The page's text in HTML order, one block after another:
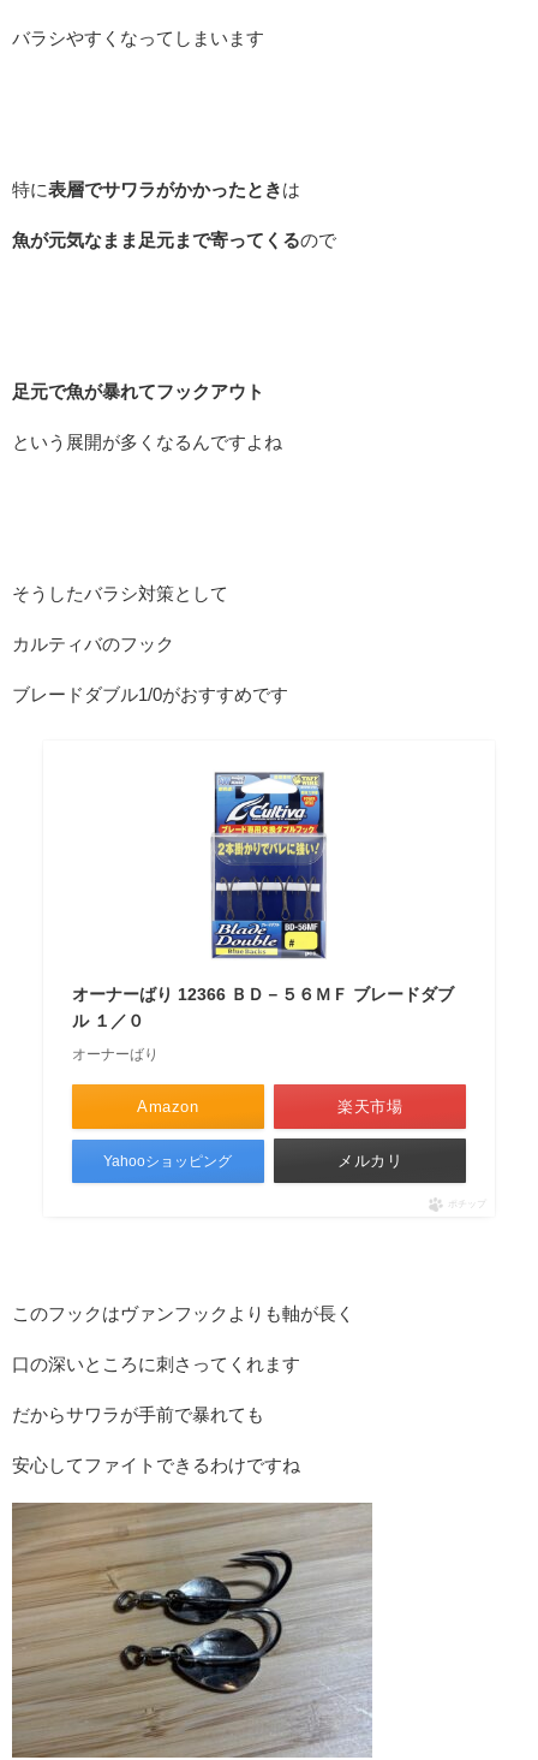
バラシやすくなってしまいます
特に表層でサワラがかかったときは
魚が元気なまま足元まで寄ってくるので
足元で魚が暴れてフックアウト
という展開が多くなるんですよね
そうしたバラシ対策として
カルティバのフック
ブレードダブル1/0がおすすめです
オーナーばり 12366 ＢＤ－５６ＭＦ ブレードダブ
ル １／０
オーナーばり
Amazon 楽天市場
Yahooショッピング メルカリ
ポチップ
このフックはヴァンフックよりも軸が長く
口の深いところに刺さってくれます
だからサワラが手前で暴れても
安心してファイトできるわけですね